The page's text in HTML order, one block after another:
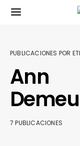
PUBLICACIONES POR
Ann
7 PUBLICACIONES